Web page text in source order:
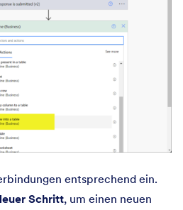
entsprechend ein.
Schritt, um einen neuen